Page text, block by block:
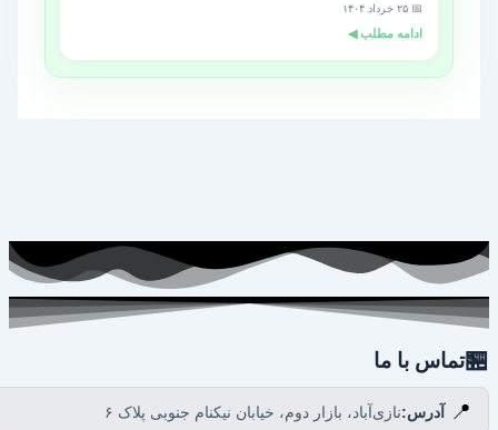
ادامه مطلب ◀
تماس با ما
📍 آدرس:نازی‌آباد، بازار دوم، خیابان نیکنام جنوبی پلاک ۶